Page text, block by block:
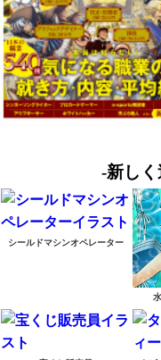
-新し
シールドマシンオペレーター